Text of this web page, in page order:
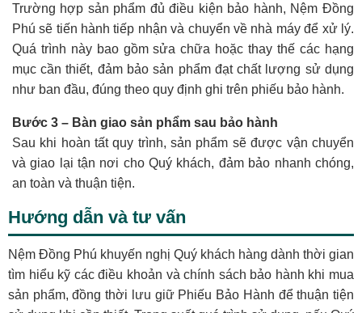
Trường hợp sản phẩm đủ điều kiện bảo hành, Nệm Đồng
Phú sẽ tiến hành tiếp nhận và chuyển về nhà máy để xử lý.
Quá trình này bao gồm sửa chữa hoặc thay thế các hạng
mục cần thiết, đảm bảo sản phẩm đạt chất lượng sử dụng
như ban đầu, đúng theo quy định ghi trên phiếu bảo hành.
Bước 3 – Bàn giao sản phẩm sau bảo hành
Sau khi hoàn tất quy trình, sản phẩm sẽ được vận chuyển
và giao lại tận nơi cho Quý khách, đảm bảo nhanh chóng,
an toàn và thuận tiện.
Hướng dẫn và tư vấn
Nệm Đồng Phú khuyến nghị Quý khách hàng dành thời gian
tìm hiểu kỹ các điều khoản và chính sách bảo hành khi mua
sản phẩm, đồng thời lưu giữ Phiếu Bảo Hành để thuận tiện